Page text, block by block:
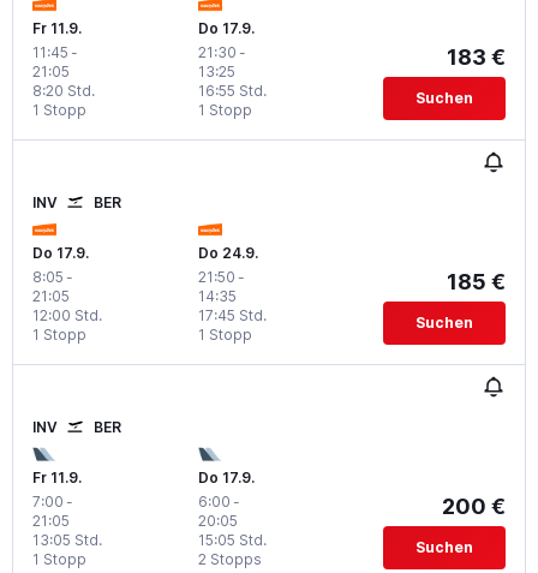
Fr 11.9.
11:45 -
21:05
1 Stopp
8:20 Std.
Do 17.9.
21:30 -
13:25
1 Stopp
16:55 Std.
183 €
Suchen
INV BER
Do 17.9.
8:05 -
21:05
1 Stopp
12:00 Std.
Do 24.9.
21:50 -
14:35
1 Stopp
17:45 Std.
185 €
Suchen
INV BER
Fr 11.9.
7:00 -
21:05
1 Stopp
13:05 Std.
Do 17.9.
6:00 -
20:05
2 Stopps
15:05 Std.
200 €
Suchen